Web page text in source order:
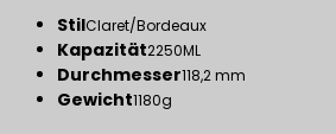
StilClaret/Bordeaux
Kapazität2250ML
Durchmesser118,2 mm
Gewicht1180g